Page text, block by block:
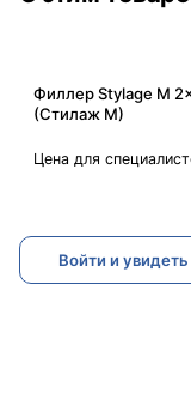
Филлер Stylage M
(Стилаж М)
Цена для
Войти и